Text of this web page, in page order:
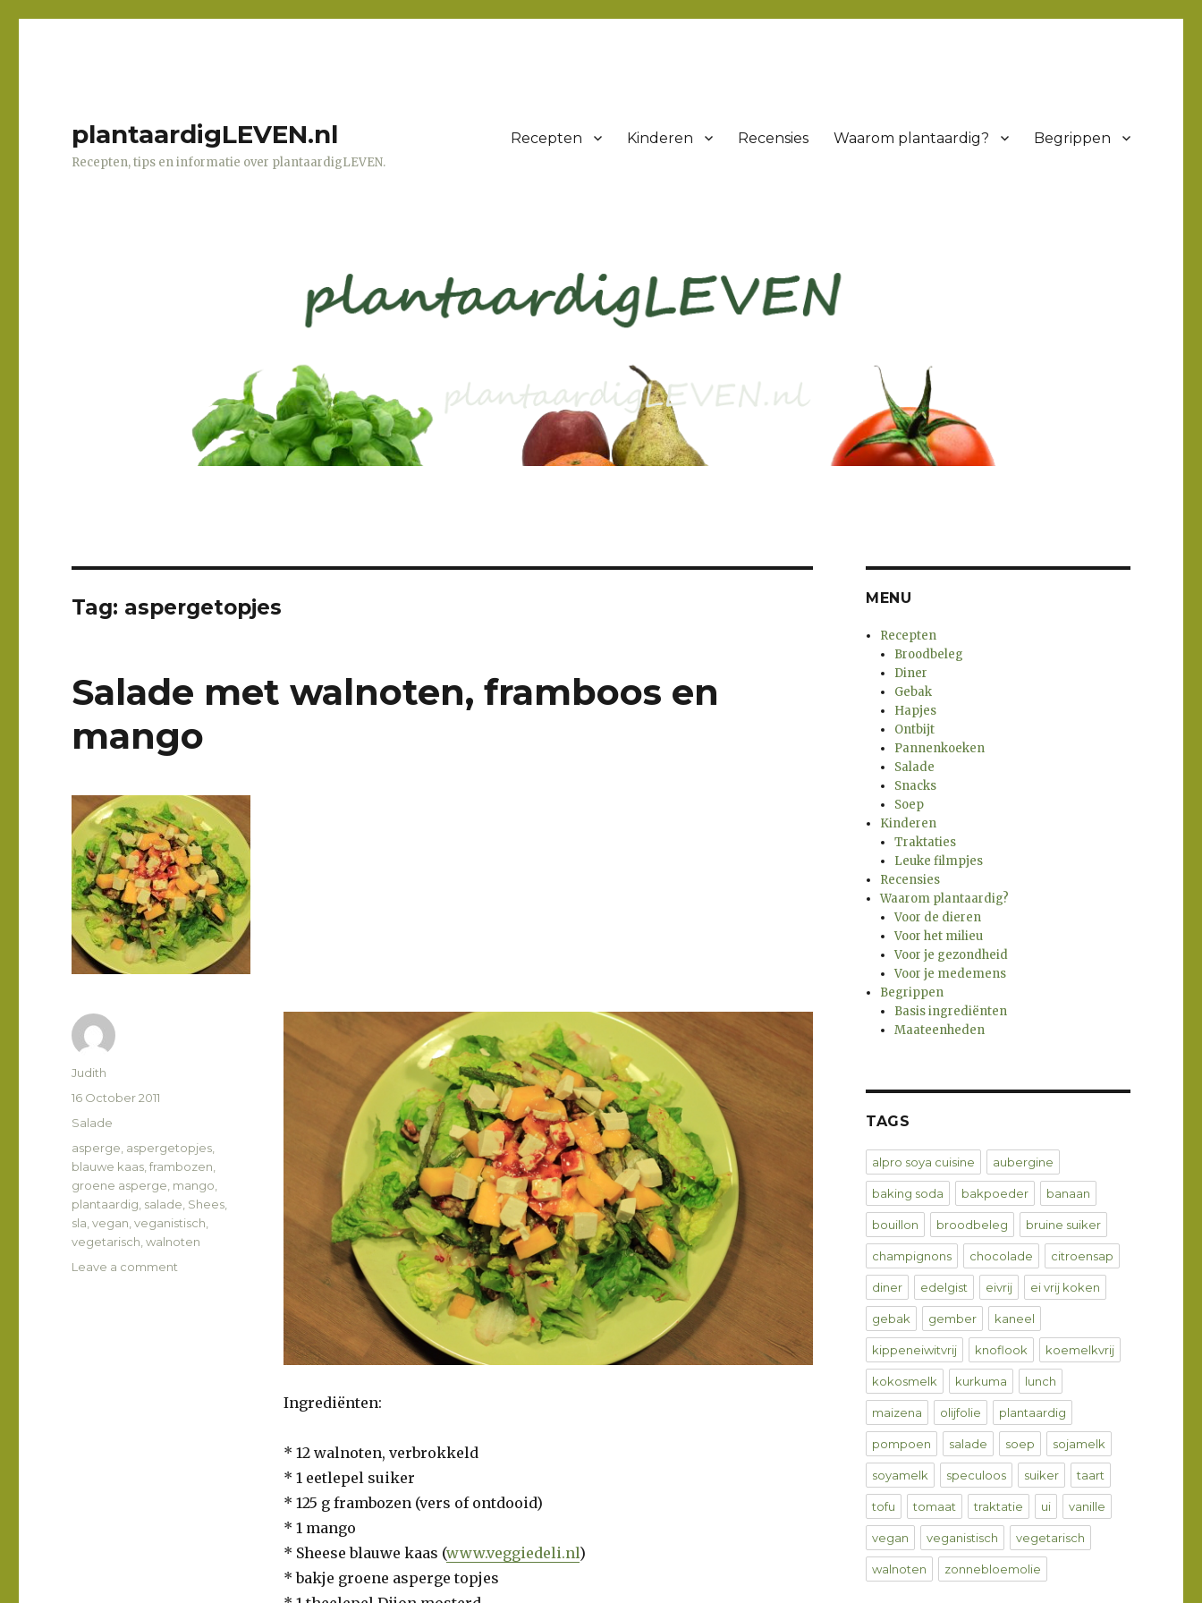
plantaardigLEVEN.nl
Recepten, tips en informatie over plantaardigLEVEN.
Recepten Kinderen Recensies Waarom plantaardig? Begrippen
Tag: aspergetopjes
Salade met walnoten, framboos en
mango
Ingrediënten:
* 12 walnoten, verbrokkeld
* 1 eetlepel suiker
* 125 g frambozen (vers of ontdooid)
* 1 mango
* Sheese blauwe kaas (www.veggiedeli.nl)
* bakje groene asperge topjes
Author
Judith
Posted
on
16 October 2011
Categories
Salade
Tags
asperge aspergetopjes
blauwe kaas ,frambozen
groene asperge mango
plantaardig salade Shees
sla ,vegan ,veganistisch
vegetarisch ,walnoten
Leave a comment
MENU
Recepten
Broodbeleg
Diner
Gebak
Hapjes
Ontbijt
Pannenkoeken
Salade
Snacks
Soep
Kinderen
Traktaties
Leuke filmpjes
Recensies
Waarom plantaardig?
Voor de dieren
Voor het milieu
Voor je gezondheid
Voor je medemens
Begrippen
Basis ingrediënten
Maateenheden
TAGS
alpro soya cuisine aubergine
baking soda bakpoeder banaan
bouillon broodbeleg bruine suiker
champignons chocolade citroensap
diner edelgist eivrij ei vrij koken
gebak gember kaneel
kippeneiwitvrij knoflook koemelkvrij
kokosmelk kurkuma lunch
maizena olijfolie plantaardig
pompoen salade soep sojamelk
soyamelk speculoos suiker taart
tofu tomaat traktatie ui vanille
vegan veganistisch vegetarisch
walnoten zonnebloemolie